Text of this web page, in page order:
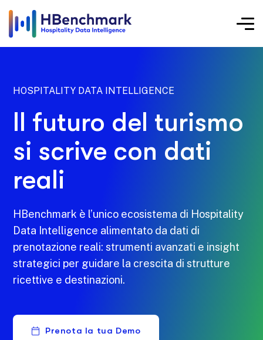
HOSPITALITY DATA INTELLIGENCE
Il futuro del turismo
si scrive con dati
reali
HBenchmark è l’unico ecosistema di Hospitality
Data Intelligence alimentato da dati di
prenotazione reali: strumenti avanzati e insight
strategici per guidare la crescita di strutture
ricettive e destinazioni.
Prenota la tua Demo